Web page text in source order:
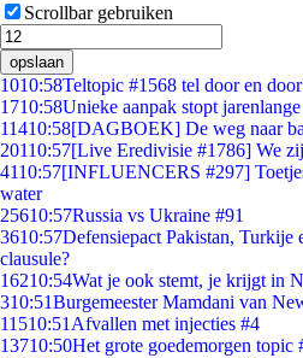
Scrollbar gebruiken
opslaan
1010:58Teltopic #1568 tel door en
1710:58Unieke aanpak stopt
11410:58[DAGBOEK] De weg naar
20110:57[Live Eredivisie #1786] We
4110:57[INFLUENCERS #297]
water
25610:57Russia vs Ukraine #91
3610:57Defensiepact Pakistan, Turkije
clausule?
16210:54Wat je ook stemt, je krijgt in
310:51Burgemeester Mamdani van
11510:51 Afvallen met injecties #4
13710:50Het grote goedemorgen topic